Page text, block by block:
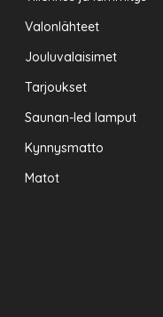
Valonlähteet
Jouluvalaisimet
Tarjoukset
Saunan-led lamput
Kynnysmatto
Matot